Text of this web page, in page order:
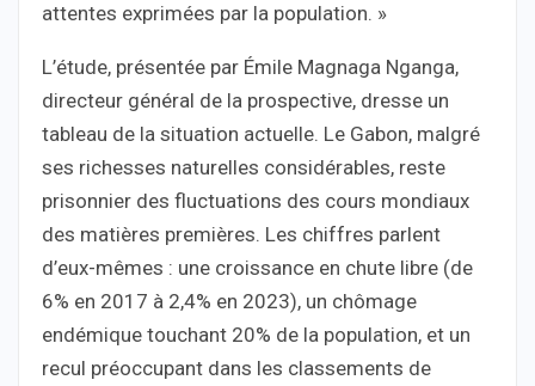
attentes exprimées par la population. »
L’étude, présentée par Émile Magnaga Nganga,
directeur général de la prospective, dresse un
tableau de la situation actuelle. Le Gabon, malgré
ses richesses naturelles considérables, reste
prisonnier des fluctuations des cours mondiaux
des matières premières. Les chiffres parlent
d’eux-mêmes : une croissance en chute libre (de
6% en 2017 à 2,4% en 2023), un chômage
endémique touchant 20% de la population, et un
recul préoccupant dans les classements de